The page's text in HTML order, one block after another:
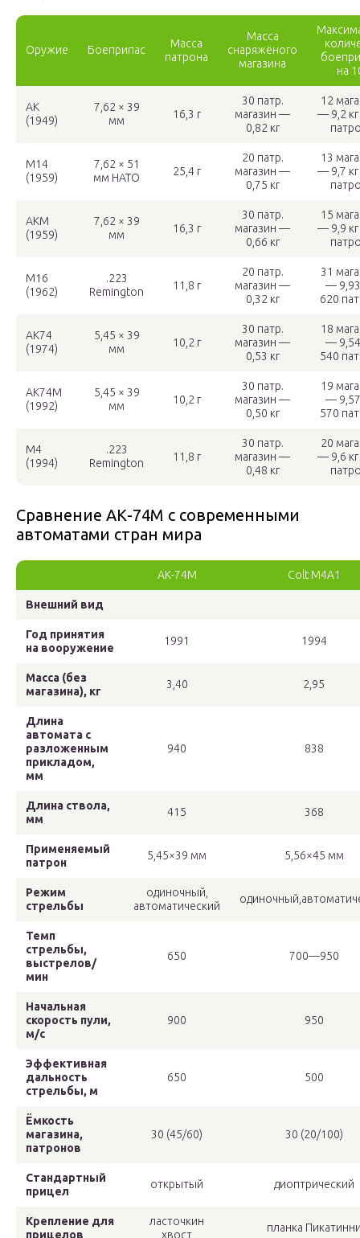
Оружие Боеприпас
Масса
патрона
Масса
снаряжёного
магазина
на
AK
(1949)
7,62 × 39
мм
16,3 г
30 патр.
магазин —
0,82 кг
12
— 9,2
M14
(1959)
7,62 × 51
мм НАТО
25,4 г
20 патр.
магазин —
0,75 кг
13
— 9,7
AKМ
(1959)
7,62 × 39
мм
16,3 г
30 патр.
магазин —
0,66 кг
15
— 9,9
M16
(1962)
.223
Remington
11,8 г
20 патр.
магазин —
0,32 кг
31
— 9,93
620
AK74
(1974)
5,45 × 39
мм
10,2 г
30 патр.
магазин —
0,53 кг
18
— 9,54
540
AK74М
(1992)
5,45 × 39
мм
10,2 г
30 патр.
магазин —
0,50 кг
19
— 9,57
570
M4
(1994)
.223
Remington
11,8 г
30 патр.
магазин —
0,48 кг
20
— 9,6
Сравнение АК-74М с современными
автоматами стран мира
АК-74М Colt M4A1
Внешний вид
Год принятия
на вооружение
1991 1994
Масса (без
магазина), кг
3,40 2,95
Длина
автомата с
разложенным
прикладом,
мм
940 838
Длина ствола,
мм
415 368
Применяемый
патрон
5,45×39 мм 5,56×45 мм
Режим
стрельбы
одиночный,
автоматический
Темп
стрельбы,
выстрелов/
мин
650 700—950
Начальная
скорость пули,
м/с
900 950
Эффективная
дальность
стрельбы, м
650 500
Ёмкость
магазина,
патронов
30 (45/60) 30 (20/100)
Стандартный
прицел
открытый диоптрический
Крепление для
прицелов
ласточкин
хвост
планка